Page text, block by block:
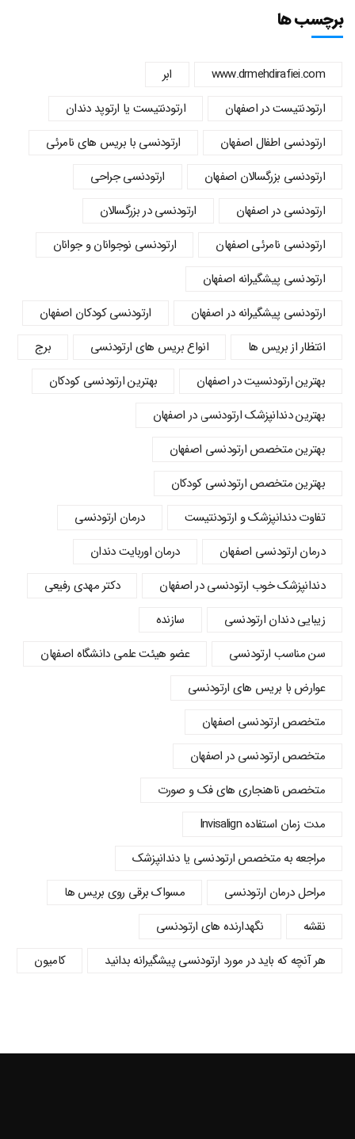
برچسب ها
www.drmehdirafiei.com
ابر
ارتودنتیست در اصفهان
ارتودنتیست یا ارتوپد دندان
ارتودنسي اطفال اصفهان
ارتودنسی با بریس های نامرئی
ارتودنسی بزرگسالان اصفهان
ارتودنسی جراحی
ارتودنسی در اصفهان
ارتودنسی در بزرگسالان
ارتودنسی نامرئی اصفهان
ارتودنسی نوجوانان و جوانان
ارتودنسی پیشگیرانه اصفهان
ارتودنسی پیشگیرانه در اصفهان
ارتودنسی کودکان اصفهان
انتظار از بریس ها
انواع بریس های ارتودنسی
برج
بهترین ارتودنسیت در اصفهان
بهترین ارتودنسی کودکان
بهترین دندانپزشک ارتودنسی در اصفهان
بهترین متخصص ارتودنسی اصفهان
بهترین متخصص ارتودنسی کودکان
تفاوت دندانپزشک و ارتودنتیست
درمان ارتودنسی
درمان ارتودنسی اصفهان
درمان اوربایت دندان
دندانپزشک خوب ارتودنسی در اصفهان
دکتر مهدی رفیعی
زیبایی دندان ارتودنسی
سازنده
سن مناسب ارتودنسی
عضو هیئت علمی دانشگاه اصفهان
عوارض با بریس های ارتودنسی
متخصص ارتودنسی اصفهان
متخصص ارتودنسی در اصفهان
متخصص ناهنجاری های فک و صورت
مدت زمان استفاده Invisalign
مراجعه به متخصص ارتودنسی یا دندانپزشک
مراحل درمان ارتودنسی
مسواک برقی روی بریس ها
نقشه
نگهدارنده های ارتودنسی
هر آنچه که باید در مورد ارتودنسی پیشگیرانه بدانید
کامیون